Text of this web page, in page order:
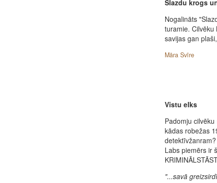
Slazdu krogs
Nogalināts
turamie. Cilvēku
savijas gan
Māra Svīre
Vistu elks
Padomju
kādas robežas
detektīvžanram?
Labs piemērs ir
"...savā